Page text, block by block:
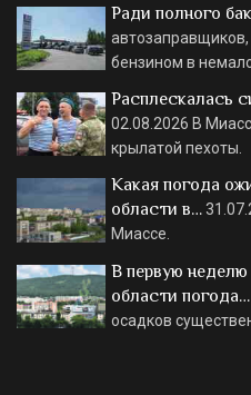
Ради полного
бензином в
Расплескалась
02.08.2026 В
крылатой пехоты.
Какая погода
области в…
Миассе.
В первую неделю
области погода…
осадков